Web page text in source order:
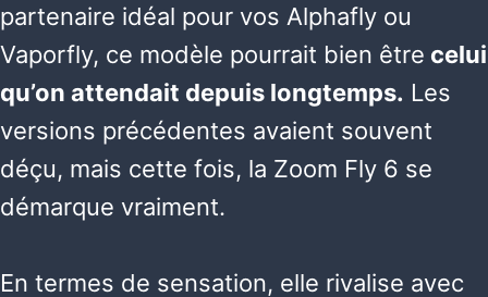
partenaire idéal pour vos Alphafly ou
Vaporfly, ce modèle pourrait bien être celui
qu’on attendait depuis longtemps. Les
versions précédentes avaient souvent
déçu, mais cette fois, la Zoom Fly 6 se
démarque vraiment.
En termes de sensation, elle rivalise avec